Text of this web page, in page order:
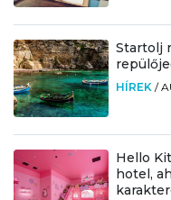
Startolj
HÍREK /
Hello
hotel,